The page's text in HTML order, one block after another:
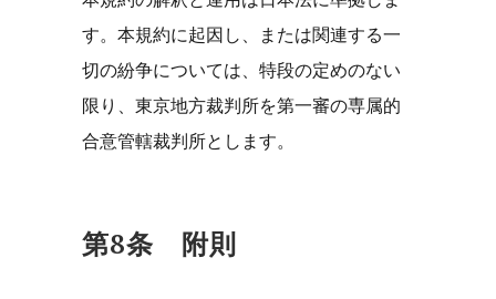
す。本規約に起因し、または関連する一
切の紛争については、特段の定めのない
限り、東京地方裁判所を第一審の専属的
合意管轄裁判所とします。
第8条 附則